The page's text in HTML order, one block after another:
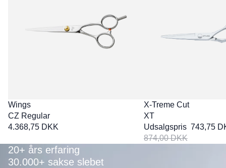
Wings
CZ Regular
4.368,75 DKK
UDSALG
X-Treme Cut
XT
Udsalgspris 743,75
874,00 DKK
20+ års erfaring
30.000+ sakse slebet